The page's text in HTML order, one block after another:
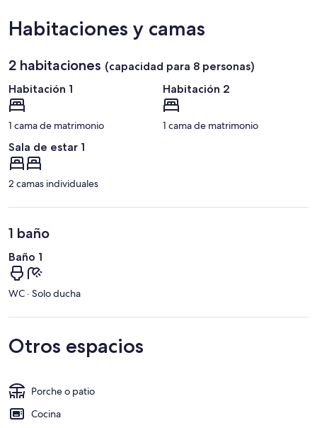
Habitaciones y camas
2 habitaciones (capacidad para 8 personas)
Habitación 1
1 cama de matrimonio
Habitación 2
1 cama de matrimonio
Sala de estar 1
2 camas individuales
1 baño
Baño 1
WC · Solo ducha
Otros espacios
Porche o patio
Cocina